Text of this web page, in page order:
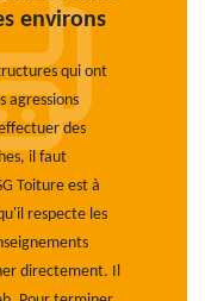
environs
qui ont
agressions
des
il faut
Toiture est à
respecte les
directement. Il